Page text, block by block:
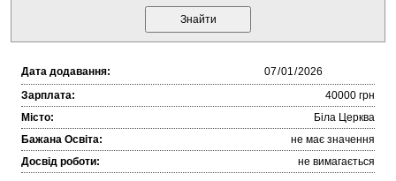
Дата додавання:
Зарплата:
40000 грн
Місто:
Біла Церква
Бажана Освіта:
не має значення
Досвід роботи:
не вимагається